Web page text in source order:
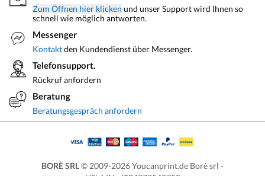
Zum Öffnen hier klicken und unser Support wird Ihnen so
schnell wie möglich antworten.
Messenger
Kontaktden Kundendienst über Messenger.
Telefonsupport.
Rückruf anfordern
Beratung
Beratungsgespräch anfordern
BORÈ SRL© 2009-2026 Youcanprint.de Borè srl -